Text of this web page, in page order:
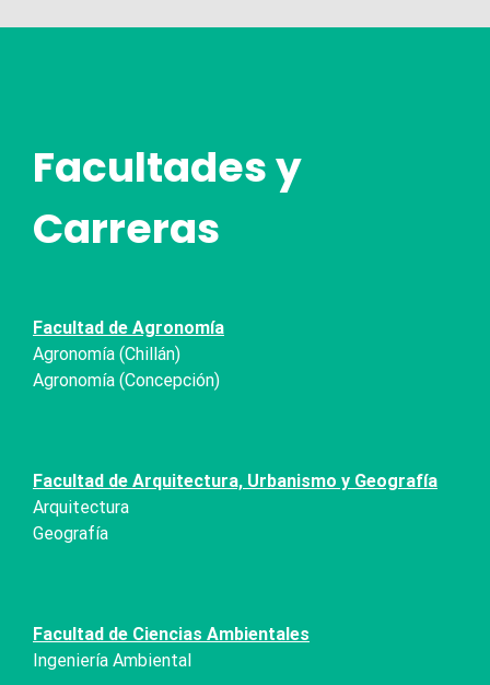
Facultades y
Carreras
Facultad de Agronomía
Agronomía (Chillán)
Agronomía (Concepción)
Facultad de Arquitectura, Urbanismo y Geografía
Arquitectura
Geografía
Facultad de Ciencias Ambientales
Ingeniería Ambiental